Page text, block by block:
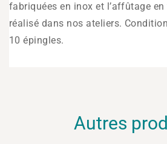
fabriquées en inox et l’affûtage
réalisé dans nos ateliers.
10 épingles.
Autres